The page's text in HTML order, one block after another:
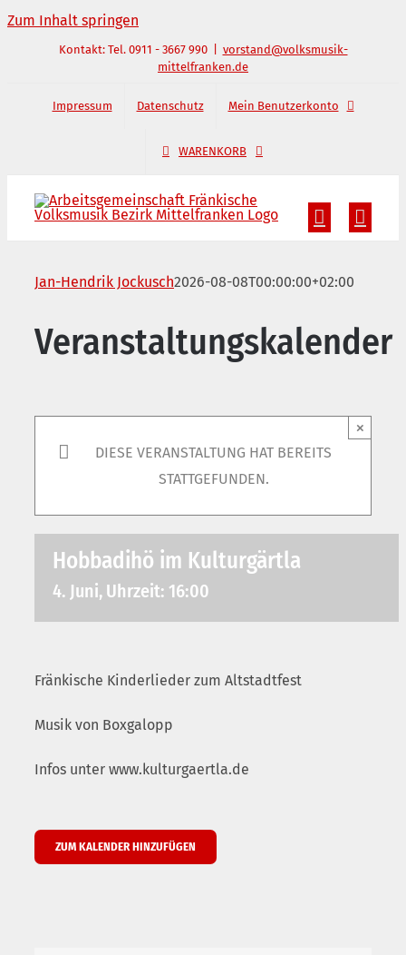
Zum Inhalt springen
Kontakt: Tel. 0911 - 3667 990
vorstand@volksmusik-
mittelfranken.de
Impressum Datenschutz Mein Benutzerkonto
WARENKORB
Jan-Hendrik Jockusch2026-08-08T00:00:00+02:00
Veranstaltungskalender
DIESE VERANSTALTUNG HAT BEREITS
STATTGEFUNDEN.
×
Hobbadihö im Kulturgärtla
4. Juni, Uhrzeit: 16:00
Fränkische Kinderlieder zum Altstadtfest
Musik von Boxgalopp
Infos unter www.kulturgaertla.de
ZUM KALENDER HINZUFÜGEN